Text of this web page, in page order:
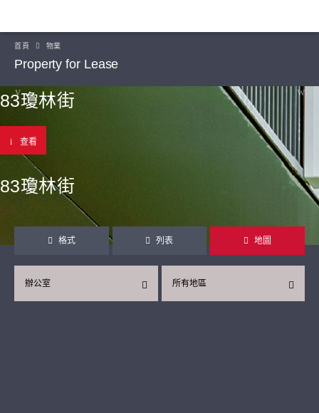
首頁 物業
Property for Lease
83瓊林街
查看
83瓊林街
格式 列表 地圖
所有地區
辦公室